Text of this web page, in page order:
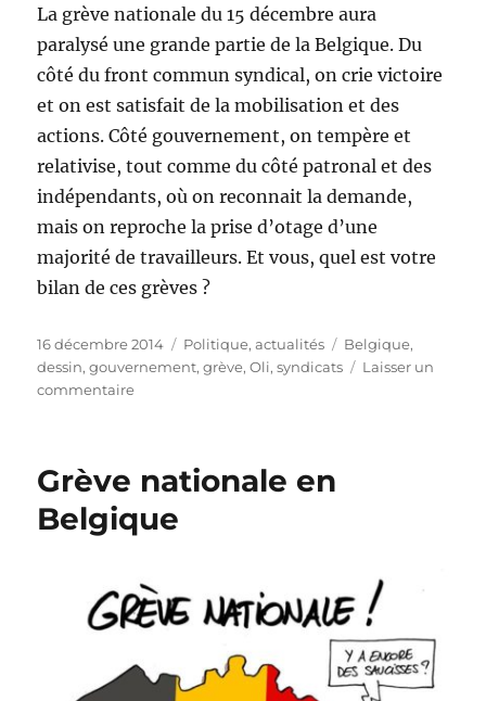
La grève nationale du 15 décembre aura
paralysé une grande partie de la Belgique. Du
côté du front commun syndical, on crie victoire
et on est satisfait de la mobilisation et des
actions. Côté gouvernement, on tempère et
relativise, tout comme du côté patronal et des
indépendants, où on reconnait la demande,
mais on reproche la prise d’otage d’une
majorité de travailleurs. Et vous, quel est votre
bilan de ces grèves ?
Publié
le
16 décembre 2014 Catégories
Politique, actualités Étiquettes
Belgique,
dessin,gouvernement,grève,Oli,syndicats
Laisser un
commentairesur
grève
premiers
Grève nationale en
Belgique